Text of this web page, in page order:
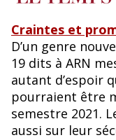
Craintes et
D’un genre
19 dits à ARN
autant d’espoir
pourraient être
semestre 2021.
aussi sur leur